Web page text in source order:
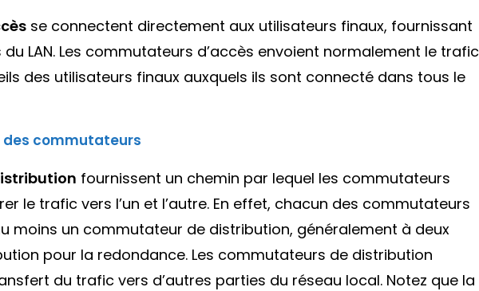
se connectent directement aux utilisateurs finaux, fournissant
LAN. Les commutateurs d’accès envoient normalement le trafic
des utilisateurs finaux auxquels ils sont connecté dans tous le
des commutateurs
fournissent un chemin par lequel les commutateurs
le trafic vers l’un et l’autre. En effet, chacun des commutateurs
moins un commutateur de distribution, généralement à deux
pour la redondance. Les commutateurs de distribution
du trafic vers d’autres parties du réseau local. Notez que la